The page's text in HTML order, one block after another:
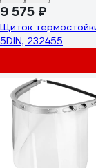
9 575 ₽
Щиток
5DIN, 232455